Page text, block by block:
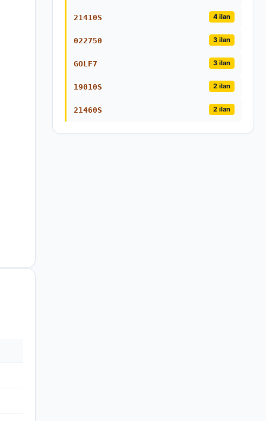
21410S 4 ilan
022750 3 ilan
GOLF7 3 ilan
19010S 2 ilan
21460S 2 ilan